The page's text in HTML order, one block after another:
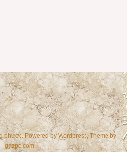
phước. Powered byWordpress, Theme by
gazpo.com.